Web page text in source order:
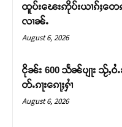
ထူပ်းၽေးဢိုပ်းယၢၵ်ႈတေ
လၢၼ်ႉ
August 6, 2026
ငိုၼ်း 600 သႅၼ်ပျႃး သႂ်ႇဝႆ
တ်ႉၵႃးၵေႃႈႁၢႆ
August 6, 2026